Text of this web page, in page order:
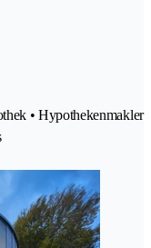
• Hypothekenmakler